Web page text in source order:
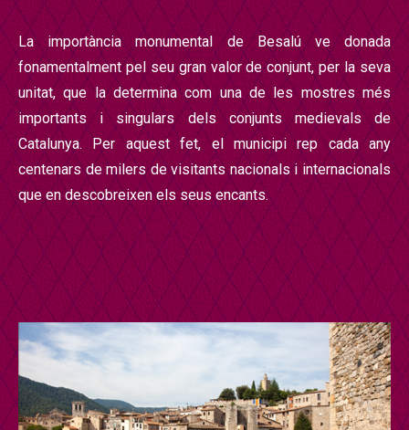
La importància monumental de Besalú ve donada
fonamentalment pel seu gran valor de conjunt, per la seva
unitat, que la determina com una de les mostres més
importants i singulars dels conjunts medievals de
Catalunya. Per aquest fet, el municipi rep cada any
centenars de milers de visitants nacionals i internacionals
que en descobreixen els seus encants.